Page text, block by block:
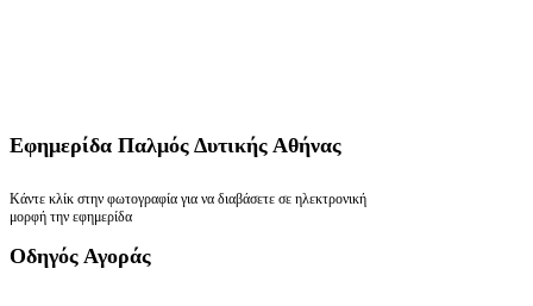
Εφημερίδα Παλμός Δυτικής Αθήνας
Κάντε κλίκ στην φωτογραφία για να διαβάσετε σε ηλεκτρονική
μορφή την εφημερίδα
Οδηγός Αγοράς